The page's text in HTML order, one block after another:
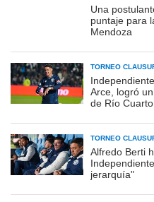
Una
puntaje para
Mendoza
TORNEO
Arce, logró
de Río Cuarto
TORNEO
Alfredo Berti
jerarquía"